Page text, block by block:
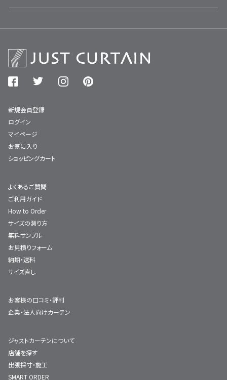
新規会員登録
ログイン
マイページ
お気に入り
ショッピングカート
よくあるご質問
ご利用ガイド
How to Order
サイズの測り方
無料サンプル
お見積りフォーム
納期・送料
サイズ直し
お客様の口コミ・評判
企業・法人向けカーテン
ジャストカーテンについて
店舗を探す
出張採寸・施工
SMART ORDER